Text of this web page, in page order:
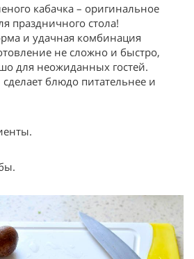
кабачка – оригинальное
праздничного стола!
и удачная комбинация
не сложно и быстро,
для неожиданных гостей.
блюдо питательнее и